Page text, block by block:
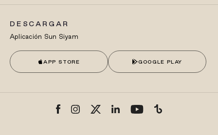
DESCARGAR
Aplicación Sun Siyam
APP STORE GOOGLE PLAY